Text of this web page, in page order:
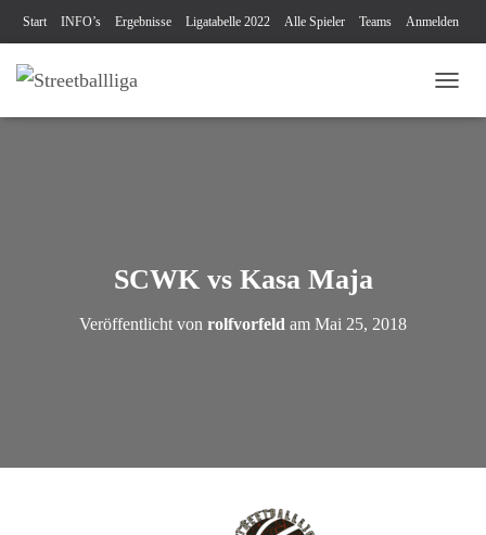
Start INFO’s Ergebnisse Ligatabelle 2022 Alle Spieler Teams Anmelden
SCWK vs Kasa Maja
Veröffentlicht von rolfvorfeld am Mai 25, 2018